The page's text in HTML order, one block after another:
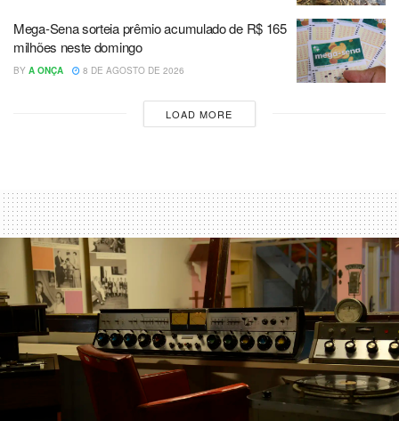
Mega-Sena sorteia prêmio acumulado de R$ 165
milhões neste domingo
BY A ONÇA 8 DE AGOSTO DE 2026
LOAD MORE